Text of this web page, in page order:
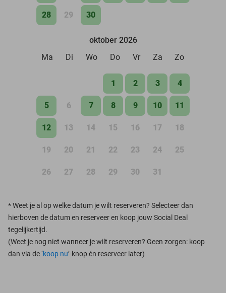
28 29 30
oktober 2026
Ma
Di Wo Do Vr Za Zo
1 2 3 4
5 6 7 8 9 10 11
12 13 14 15 16 17 18
19 20 21 22 23 24 25
26 27 28 29 30 31
*Weet je al op welke datum je wilt reserveren? Selecteer dan
hierboven de datum en reserveer en koop jouw Social Deal
tegelijkertijd.
(Weet je nog niet wanneer je wilt reserveren? Geen zorgen: koop
dan via de ‘koop nu’-knop én reserveer later)